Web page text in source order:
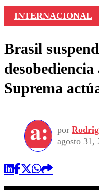
INTERNACIONAL
Brasil
Suprema
por
agosto 31,